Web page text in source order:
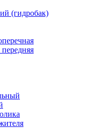
(гидробак)